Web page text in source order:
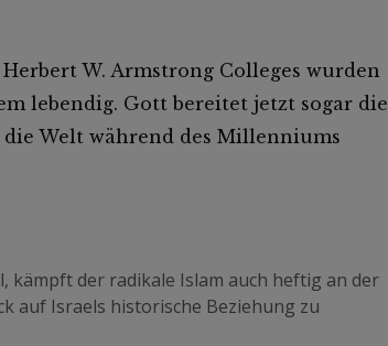
W. Armstrong Colleges wurden
lebendig. Gott bereitet jetzt sogar die
Welt während des Millenniums
kämpft der radikale Islam auch heftig an der
auf Israels historische Beziehung zu